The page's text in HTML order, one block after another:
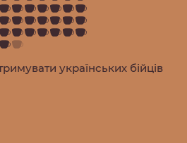
українських бійців